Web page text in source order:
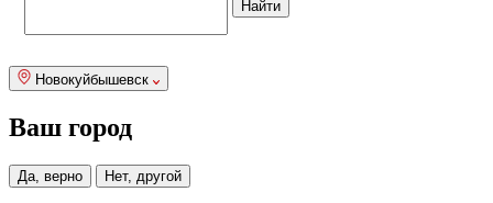
Новокуйбышевск
Ваш город
Да, верно Нет, другой